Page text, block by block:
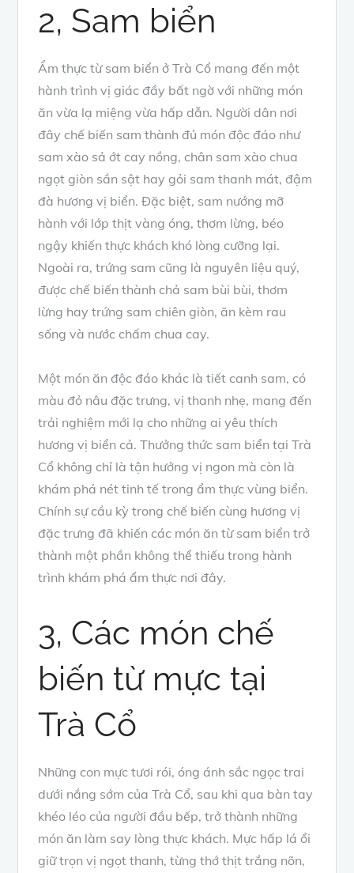
2, Sam biển
Ẩm thực từ sam biển ở Trà Cổ mang đến một
hành trình vị giác đầy bất ngờ với những món
ăn vừa lạ miệng vừa hấp dẫn. Người dân nơi
đây chế biến sam thành đủ món độc đáo như
sam xào sả ớt cay nồng, chân sam xào chua
ngọt giòn sần sật hay gỏi sam thanh mát, đậm
đà hương vị biển. Đặc biệt, sam nướng mỡ
hành với lớp thịt vàng óng, thơm lừng, béo
ngậy khiến thực khách khó lòng cưỡng lại.
Ngoài ra, trứng sam cũng là nguyên liệu quý,
được chế biến thành chả sam bùi bùi, thơm
lừng hay trứng sam chiên giòn, ăn kèm rau
sống và nước chấm chua cay.
Một món ăn độc đáo khác là tiết canh sam, có
màu đỏ nâu đặc trưng, vị thanh nhẹ, mang đến
trải nghiệm mới lạ cho những ai yêu thích
hương vị biển cả. Thưởng thức sam biển tại Trà
Cổ không chỉ là tận hưởng vị ngon mà còn là
khám phá nét tinh tế trong ẩm thực vùng biển.
Chính sự cầu kỳ trong chế biến cùng hương vị
đặc trưng đã khiến các món ăn từ sam biển trở
thành một phần không thể thiếu trong hành
trình khám phá ẩm thực nơi đây.
3, Các món chế
biến từ mực tại
Trà Cổ
Những con mực tươi rói, óng ánh sắc ngọc trai
dưới nắng sớm của Trà Cổ, sau khi qua bàn tay
khéo léo của người đầu bếp, trở thành những
món ăn làm say lòng thực khách. Mực hấp lá ổi
giữ trọn vị ngọt thanh, từng thớ thịt trắng nõn,